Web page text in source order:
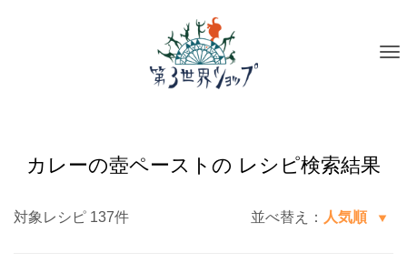
カレーの壺ペーストの レシピ検索結果
対象レシピ 137件 並べ替え： 人気順